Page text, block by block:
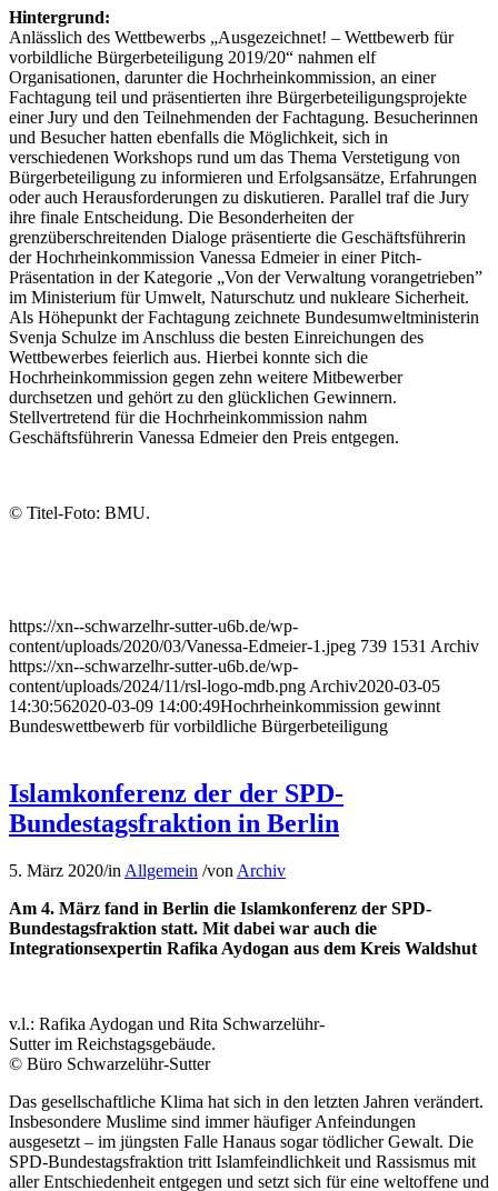
Hintergrund:
Anlässlich des Wettbewerbs „Ausgezeichnet! – Wettbewerb für
vorbildliche Bürgerbeteiligung 2019/20“ nahmen elf
Organisationen, darunter die Hochrheinkommission, an einer
Fachtagung teil und präsentierten ihre Bürgerbeteiligungsprojekte
einer Jury und den Teilnehmenden der Fachtagung. Besucherinnen
und Besucher hatten ebenfalls die Möglichkeit, sich in
verschiedenen Workshops rund um das Thema Verstetigung von
Bürgerbeteiligung zu informieren und Erfolgsansätze, Erfahrungen
oder auch Herausforderungen zu diskutieren. Parallel traf die Jury
ihre finale Entscheidung. Die Besonderheiten der
grenzüberschreitenden Dialoge präsentierte die Geschäftsführerin
der Hochrheinkommission Vanessa Edmeier in einer Pitch-
Präsentation in der Kategorie „Von der Verwaltung vorangetrieben”
im Ministerium für Umwelt, Naturschutz und nukleare Sicherheit.
Als Höhepunkt der Fachtagung zeichnete Bundesumweltministerin
Svenja Schulze im Anschluss die besten Einreichungen des
Wettbewerbes feierlich aus. Hierbei konnte sich die
Hochrheinkommission gegen zehn weitere Mitbewerber
durchsetzen und gehört zu den glücklichen Gewinnern.
Stellvertretend für die Hochrheinkommission nahm
Geschäftsführerin Vanessa Edmeier den Preis entgegen.
© Titel-Foto: BMU.
https://xn--schwarzelhr-sutter-u6b.de/wp-
content/uploads/2020/03/Vanessa-Edmeier-1.jpeg 739 1531 Archiv
https://xn--schwarzelhr-sutter-u6b.de/wp-
content/uploads/2024/11/rsl-logo-mdb.png Archiv2020-03-05
14:30:562020-03-09 14:00:49Hochrheinkommission gewinnt
Bundeswettbewerb für vorbildliche Bürgerbeteiligung
Islamkonferenz der der SPD-
Bundestagsfraktion in Berlin
5. März 2020/in Allgemein /von Archiv
Am 4. März fand in Berlin die Islamkonferenz der SPD-
Bundestagsfraktion statt. Mit dabei war auch die
Integrationsexpertin Rafika Aydogan aus dem Kreis Waldshut
v.l.: Rafika Aydogan und Rita Schwarzelühr-
Sutter im Reichstagsgebäude.
© Büro Schwarzelühr-Sutter
Das gesellschaftliche Klima hat sich in den letzten Jahren verändert.
Insbesondere Muslime sind immer häufiger Anfeindungen
ausgesetzt – im jüngsten Falle Hanaus sogar tödlicher Gewalt. Die
SPD-Bundestagsfraktion tritt Islamfeindlichkeit und Rassismus mit
aller Entschiedenheit entgegen und setzt sich für eine weltoffene und